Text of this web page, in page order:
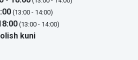
(13:00 - 14:00)
(13:00 - 14:00)
kuni